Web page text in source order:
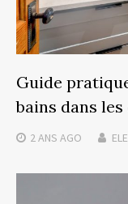
Guide
bains dans
2 ANS AGO